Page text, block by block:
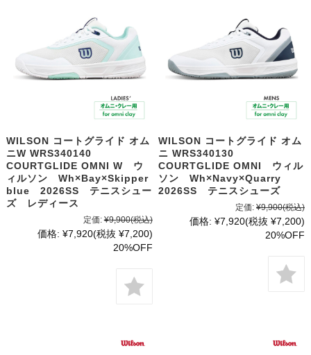
WILSON コートグライド オム
ニW WRS340140
COURTGLIDE OMNI W ウ
ィルソン Wh×Bay×Skipper
blue 2026SS テニスシュー
ズ レディース
定価: ¥9,900(税込)
価格: ¥7,920(税抜 ¥7,200)
20%OFF
WILSON コートグライド オム
ニ WRS340130
COURTGLIDE OMNI ウィル
ソン Wh×Navy×Quarry
2026SS テニスシューズ
定価: ¥9,900(税込)
価格: ¥7,920(税抜 ¥7,200)
20%OFF